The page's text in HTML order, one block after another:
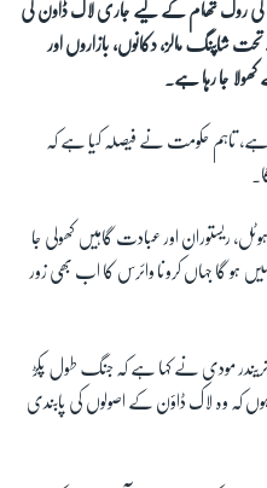
کی روک تھام کے لیے جاری لاک ڈاون کی
شاپنگ مالز، دکانوں، بازاروں اور
کھولا جا رہا ہے۔
ہے، تاہم حکومت نے فیصلہ کیا ہے کہ
ریستوران اور عبادت گاہیں کھولی جا
ہو گا جہاں کرونا وائرس کا اب بھی زور
مودی نے کہا ہے کہ جنگ طول پکڑ
کہ وہ لاک ڈاؤن کے اصولوں کی پابندی